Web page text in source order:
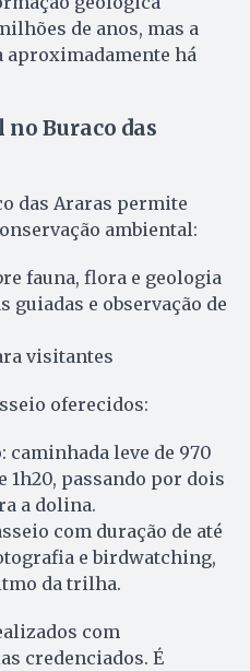
de anos, mas a
aproximadamente há
Buraco das
das Araras permite
ambiental:
fauna, flora e geologia
e observação de
visitantes
oferecidos:
leve de 970
1h20, passando por dois
a dolina.
com duração de até
e birdwatching,
da trilha.
com
credenciados. É